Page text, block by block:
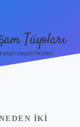
Tüyoları
neşeli fikirler!
IKI